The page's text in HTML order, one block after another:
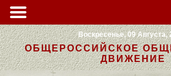
Воскресенье, 09 Августа,
ОБЩЕРОССИЙСКОЕ
ДВИЖЕНИЕ